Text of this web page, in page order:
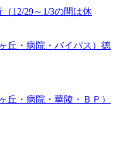
（12/29～1/3の間は休
丘・病院・バイパス）徳
丘・病院・華陵・ＢＰ）